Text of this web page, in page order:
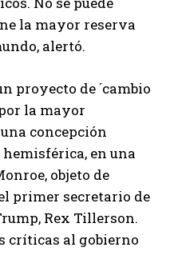
la mayor reserva
alertó.
proyecto de ´cambio
la mayor
concepción
en una
objeto de
primer secretario de
Rex Tillerson.
críticas al gobierno